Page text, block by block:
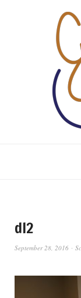
dl2
September 28, 2016